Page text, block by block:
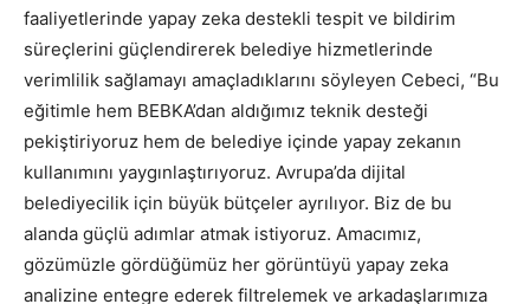
faaliyetlerinde yapay zeka destekli tespit ve bildirim
süreçlerini güçlendirerek belediye hizmetlerinde
verimlilik sağlamayı amaçladıklarını söyleyen Cebeci, “Bu
eğitimle hem BEBKA’dan aldığımız teknik desteği
pekiştiriyoruz hem de belediye içinde yapay zekanın
kullanımını yaygınlaştırıyoruz. Avrupa’da dijital
belediyecilik için büyük bütçeler ayrılıyor. Biz de bu
alanda güçlü adımlar atmak istiyoruz. Amacımız,
gözümüzle gördüğümüz her görüntüyü yapay zeka
analizine entegre ederek filtrelemek ve arkadaşlarımıza